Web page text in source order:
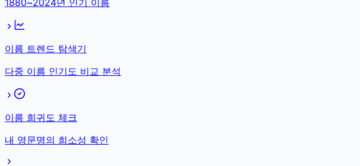
이름 트렌드 탐색기
다중 이름 인기도 비교 분석
이름 희귀도 체크
내 영문명의 희소성 확인